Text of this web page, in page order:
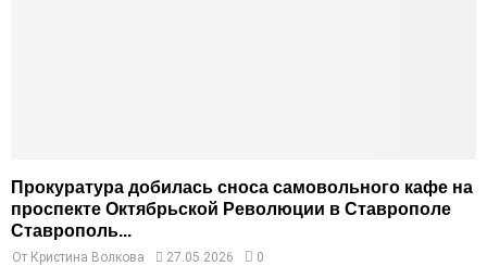
Прокуратура добилась сноса самовольного кафе на
проспекте Октябрьской Революции в Ставрополе
Ставрополь...
От Кристина Волкова 27.05.2026 0